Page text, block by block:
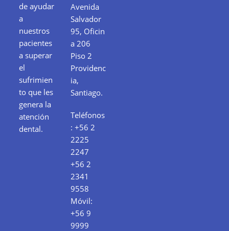
de ayudar
a
nuestros
pacientes
a superar
el
sufrimien
to que les
genera la
atención
dental.
Avenida
Salvador
95, Oficin
a 206
Piso 2
Providenc
ia,
Santiago.
Teléfonos
:+56 2
2225
2247
+56 2
2341
9558
Móvil:
+56 9
9999